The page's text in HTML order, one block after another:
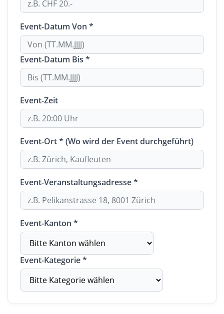
Event-Datum Von *
Event-Datum Bis *
Event-Zeit
Event-Ort * (Wo wird der Event durchgeführt)
Event-Veranstaltungsadresse *
Event-Kanton *
Event-Kategorie *